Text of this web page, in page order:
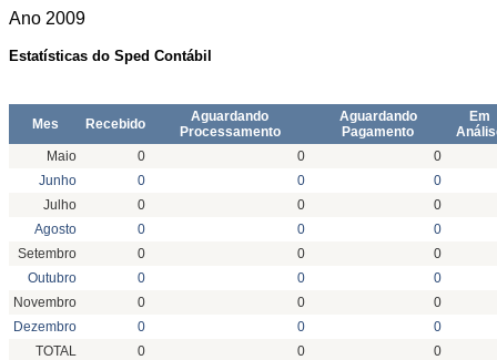
Ano 2009
Estatísticas do Sped Contábil
Mes Recebido
Aguardando
Processamento
Aguardando
Pagamento
Em
Maio
0 0
0
Junho
0 0
0
Julho
0 0
0
Agosto
0 0
0
Setembro
0 0
0
Outubro
0 0
0
Novembro
0 0
0
Dezembro
0 0
0
TOTAL
0 0 0